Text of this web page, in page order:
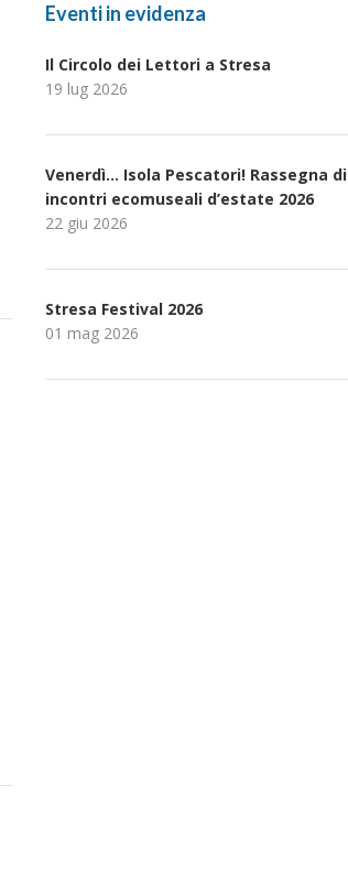
Eventi in evidenza
Il Circolo dei Lettori a Stresa
19 lug 2026
Venerdì… Isola Pescatori! Rassegna di
incontri ecomuseali d’estate 2026
22 giu 2026
Stresa Festival 2026
01 mag 2026